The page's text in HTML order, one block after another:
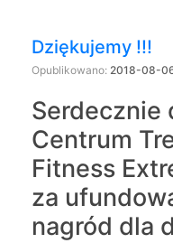
Dziękujemy !!!
Opublikowano: 2018-08-
Serdecznie
Centrum
Fitness
za
nagród dla